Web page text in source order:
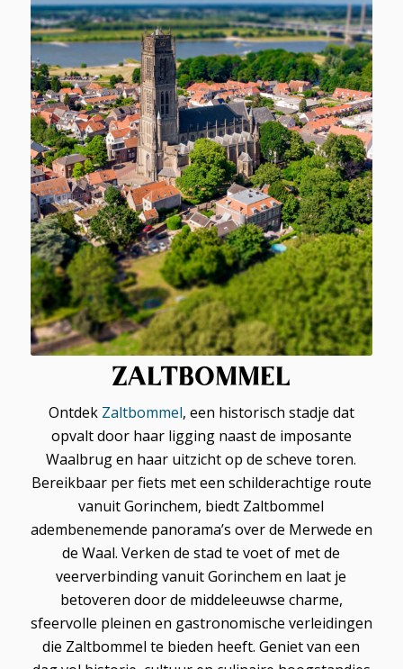
ZALTBOMMEL
Ontdek Zaltbommel, een historisch stadje dat
opvalt door haar ligging naast de imposante
Waalbrug en haar uitzicht op de scheve toren.
Bereikbaar per fiets met een schilderachtige route
vanuit Gorinchem, biedt Zaltbommel
adembenemende panorama’s over de Merwede en
de Waal. Verken de stad te voet of met de
veerverbinding vanuit Gorinchem en laat je
betoveren door de middeleeuwse charme,
sfeervolle pleinen en gastronomische verleidingen
die Zaltbommel te bieden heeft. Geniet van een